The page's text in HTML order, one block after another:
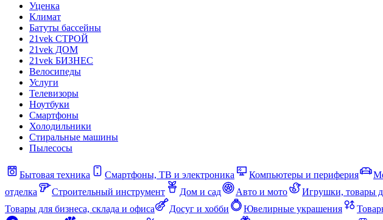
Уценка
Климат
Батуты бассейны
21vek СТРОЙ
21vek ДОМ
21vek БИЗНЕС
Велосипеды
Услуги
Телевизоры
Ноутбуки
Смартфоны
Холодильники
Стиральные машины
Пылесосы
Бытовая техника Смартфоны, ТВ и электроника Компьютеры и периферия
отделка
Строительный инструмент Дом и сад Авто и мото Игрушки, товары
Товары для бизнеса, склада и офиса
Досуг и хобби Ювелирные украшения